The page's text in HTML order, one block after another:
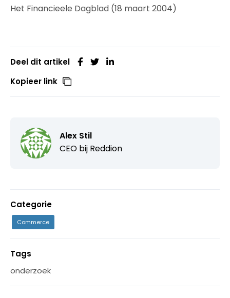
Het Financieele Dagblad (18 maart 2004)
Deel dit artikel
Kopieer link
Alex Stil
CEO bij Reddion
Categorie
Commerce
Tags
onderzoek